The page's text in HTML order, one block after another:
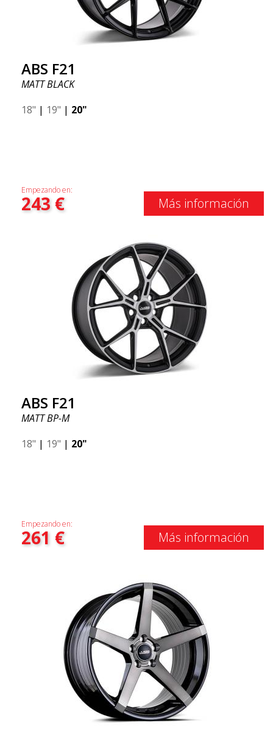
ABS F21
MATT BLACK
18" | 19" | 20"
Empezando en:
243€ Más información
ABS F21
MATT BP-M
18" | 19" | 20"
Empezando en:
261 € Más información